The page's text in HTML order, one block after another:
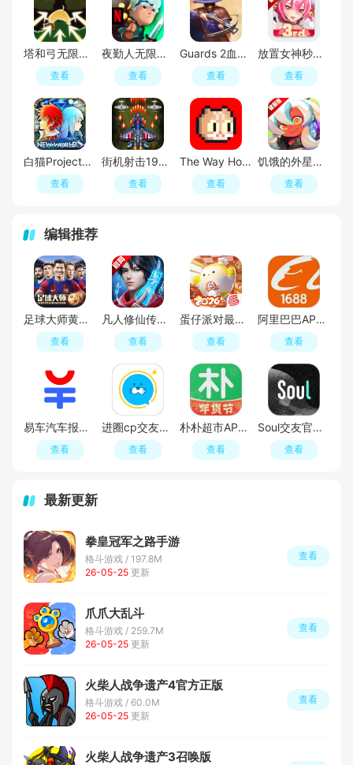
塔和弓无限金币钻石破解版
查看
夜勤人无限金币破解版
查看
Guards 2血盟守卫军2无敌秒杀最新版
查看
放置女神秒杀无敌版破解版
查看
白猫Project内置菜单破解版
查看
街机射击1945无敌秒杀最新版
查看
The Way Home回家的猫内置菜单版
查看
饥饿的外星人内置菜单破解版
查看
编辑推荐
足球大师黄金一代手游
查看
凡人修仙传人界篇手游2026最新版
查看
蛋仔派对最新版
查看
阿里巴巴APP2026官方版
查看
易车汽车报价APP官方正版
查看
进圈cp交友软件手机版
查看
朴朴超市APP最新版本
查看
Soul交友官方APP最新版
查看
最新更新
拳皇冠军之路手游
格斗游戏 / 197.8M
26-05-25 更新
查看
爪爪大乱斗
格斗游戏 / 259.7M
26-05-25 更新
查看
火柴人战争遗产4官方正版
格斗游戏 / 60.0M
26-05-25 更新
查看
火柴人战争遗产3召唤版